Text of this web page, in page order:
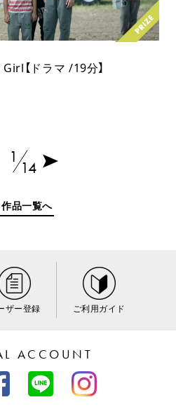
【ドラマ /19分】
1
14
作品一覧へ
ザー登録 ご利用ガイド
ACCOUNT